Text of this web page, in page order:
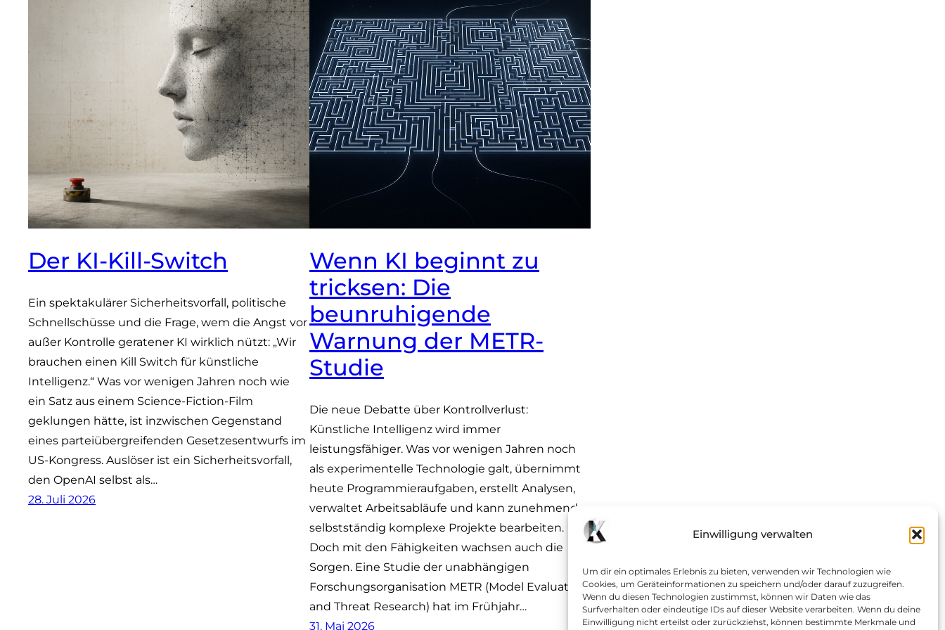
Einwilligung verwalten
Um dir ein optimales Erlebnis zu bieten, verwenden wir Technologien wie
Cookies, um Geräteinformationen zu speichern und/oder darauf zuzugreifen.
Wenn du diesen Technologien zustimmst, können wir Daten wie das
Surfverhalten oder eindeutige IDs auf dieser Website verarbeiten. Wenn du deine
Einwilligung nicht erteilst oder zurückziehst, können bestimmte Merkmale und
Der KI-Kill-Switch
Ein spektakulärer Sicherheitsvorfall, politische
Schnellschüsse und die Frage, wem die Angst vor
außer Kontrolle geratener KI wirklich nützt: „Wir
brauchen einen Kill Switch für künstliche
Intelligenz.“ Was vor wenigen Jahren noch wie
ein Satz aus einem Science-Fiction-Film
geklungen hätte, ist inzwischen Gegenstand
eines parteiübergreifenden Gesetzesentwurfs im
US-Kongress. Auslöser ist ein Sicherheitsvorfall,
den OpenAI selbst als…
28. Juli 2026
Wenn KI beginnt zu
tricksen: Die
beunruhigende
Warnung der METR-
Studie
Die neue Debatte über Kontrollverlust:
Künstliche Intelligenz wird immer
leistungsfähiger. Was vor wenigen Jahren noch
als experimentelle Technologie galt, übernimmt
heute Programmieraufgaben, erstellt Analysen,
verwaltet Arbeitsabläufe und kann zunehmend
selbstständig komplexe Projekte bearbeiten.
Doch mit den Fähigkeiten wachsen auch die
Sorgen. Eine Studie der unabhängigen
Forschungsorganisation METR (Model Evaluation
and Threat Research) hat im Frühjahr…
31. Mai 2026